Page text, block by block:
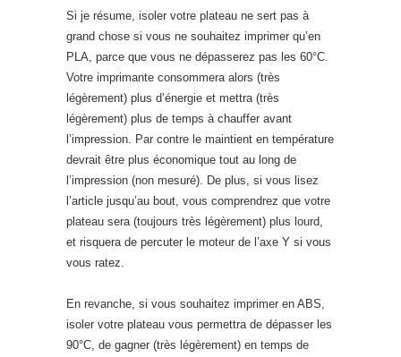
Si je résume, isoler votre plateau ne sert pas à
grand chose si vous ne souhaitez imprimer qu’en
PLA, parce que vous ne dépasserez pas les 60°C.
Votre imprimante consommera alors (très
légèrement) plus d’énergie et mettra (très
légèrement) plus de temps à chauffer avant
l’impression. Par contre le maintient en température
devrait être plus économique tout au long de
l’impression (non mesuré). De plus, si vous lisez
l’article jusqu’au bout, vous comprendrez que votre
plateau sera (toujours très légèrement) plus lourd,
et risquera de percuter le moteur de l’axe Y si vous
vous ratez.
En revanche, si vous souhaitez imprimer en ABS,
isoler votre plateau vous permettra de dépasser les
90°C, de gagner (très légèrement) en temps de